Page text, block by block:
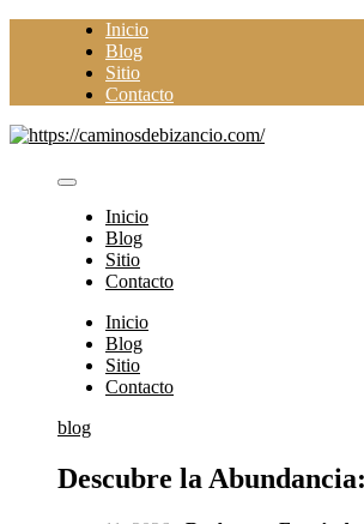
Inicio
Blog
Sitio
Contacto
Inicio
Blog
Sitio
Contacto
Inicio
Blog
Sitio
Contacto
blog
Descubre la